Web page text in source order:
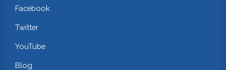
Facebook
Twitter
YouTube
Blog